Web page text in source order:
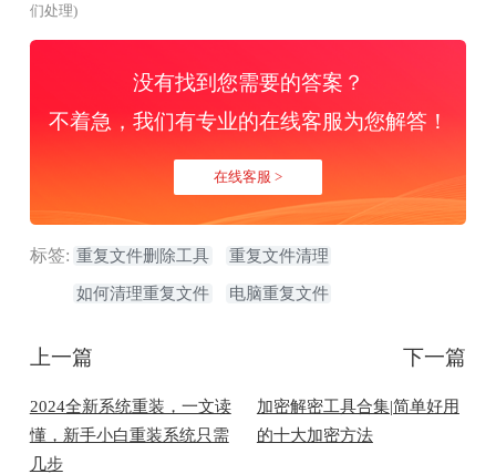
们处理)
没有找到您需要的答案？
不着急，我们有专业的在线客服为您解答！
在线客服 >
标签: 重复文件删除工具 重复文件清理
如何清理重复文件 电脑重复文件
上一篇
2024全新系统重装，一文读
懂，新手小白重装系统只需
几步
下一篇
加密解密工具合集|简单好用
的十大加密方法